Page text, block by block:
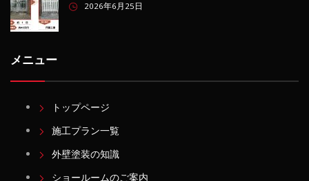
2026年6月25日
メニュー
トップページ
施工プラン一覧
外壁塗装の知識
ショールームのご案内